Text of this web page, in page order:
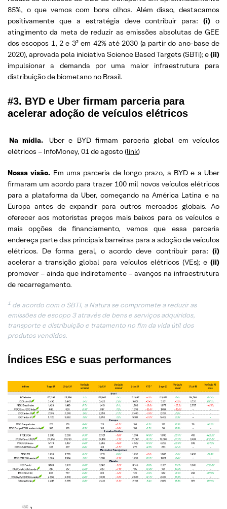
85%, o que vemos com bons olhos. Além disso, destacamos
positivamente que a estratégia deve contribuir para:(i) o
atingimento da meta de reduzir as emissões absolutas de GEE
dos escopos 1, 2 e 3² em 42% até 2030 (a partir do ano-base de
2020), aprovada pela iniciativa Science Based Targets (SBTi); e(ii)
impulsionar a demanda por uma maior infraestrutura para
distribuição de biometano no Brasil.
#3. BYD e Uber firmam parceria para
acelerar adoção de veículos elétricos
Na mídia.
Uber e BYD firmam parceria global em veículos
elétricos – InfoMoney, 01 de agosto (link)
Nossa visão. Em uma parceria de longo prazo, a BYD e a Uber
firmaram um acordo para trazer 100 mil novos veículos elétricos
para a plataforma da Uber, começando na América Latina e na
Europa antes de expandir para outros mercados globais. Ao
oferecer aos motoristas preços mais baixos para os veículos e
mais opções de financiamento, vemos que essa parceria
endereça parte das principais barreiras para a adoção de veículos
elétricos. De forma geral, o acordo deve contribuir para: (i)
acelerar a transição global para veículos elétricos (VEs); e (ii)
promover – ainda que indiretamente – avanços na infraestrutura
de recarregamento.
1 de acordo com o SBTI, a Natura se compromete a reduzir as
emissões de escopo 3 através de bens e serviços adquiridos,
transporte e distribuição e tratamento no fim da vida útil dos
produtos vendidos.
Índices ESG e suas performances